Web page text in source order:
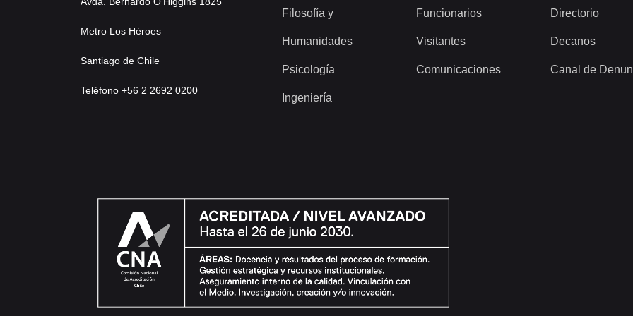
Metro Los Héroes
Santiago de Chile
Teléfono +56 2 2692 0200
Filosofía y
Humanidades
Psicología
Ingeniería
Funcionarios
Visitantes
Comunicaciones
Directorio
Decanos
Canal de